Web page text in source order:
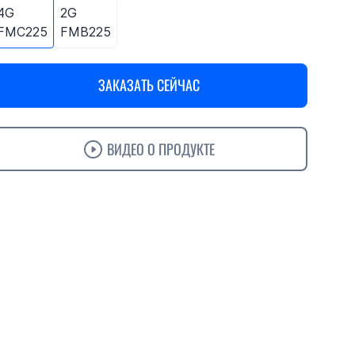
2G
FMB225
ЗАКАЗАТЬ СЕЙЧАС
ВИДЕО О ПРОДУКТЕ